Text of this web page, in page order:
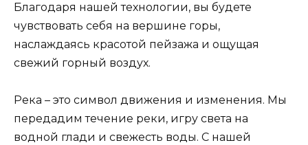
Благодаря нашей технологии, вы будете
чувствовать себя на вершине горы,
наслаждаясь красотой пейзажа и ощущая
свежий горный воздух.
Река – это символ движения и изменения. Мы
передадим течение реки, игру света на
водной глади и свежесть воды. С нашей